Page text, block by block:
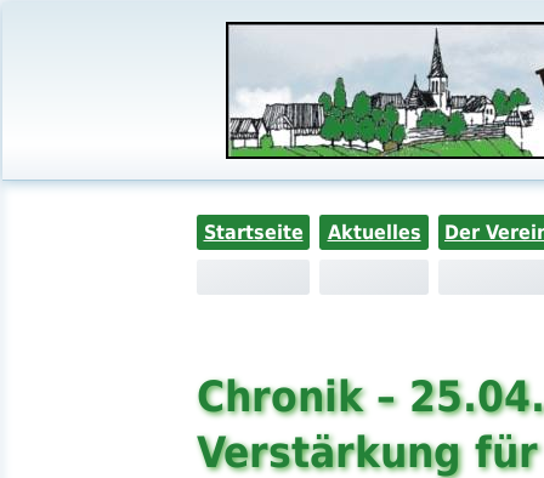
Startseite Aktuelles Der
Chronik –
Verstärkung